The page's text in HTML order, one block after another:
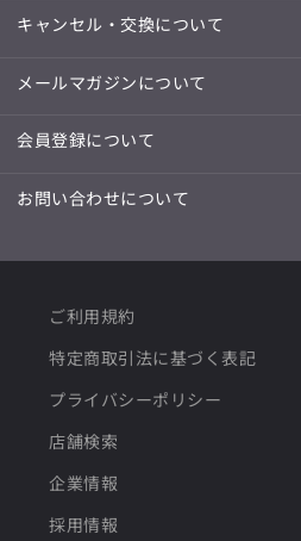
キャンセル・交換について
メールマガジンについて
会員登録について
お問い合わせについて
ご利用規約
特定商取引法に基づく表記
プライバシーポリシー
店舗検索
企業情報
採用情報